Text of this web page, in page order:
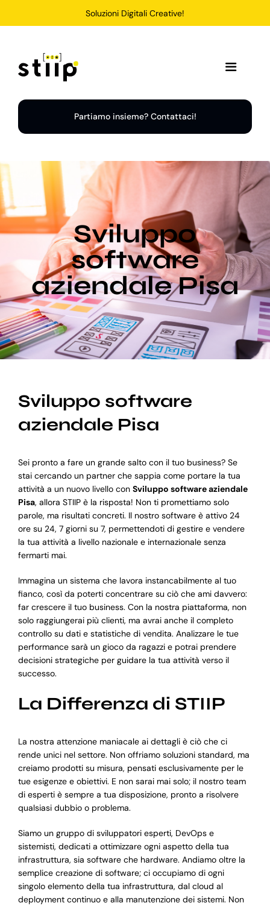
Soluzioni Digitali Creative!
Toggle
Home
Soluzioni
Chi Siamo
Portfolio
Blog
Supporto
Partiamo insieme? Contattaci!
Sviluppo
software
aziendale Pisa
Sviluppo software
aziendale Pisa
Sei pronto a fare un grande salto con il tuo business? Se
stai cercando un partner che sappia come portare la tua
attività a un nuovo livello con Sviluppo software aziendale
Pisa, allora STIIP è la risposta! Non ti promettiamo solo
parole, ma risultati concreti. Il nostro software è attivo 24
ore su 24, 7 giorni su 7, permettendoti di gestire e vendere
la tua attività a livello nazionale e internazionale senza
fermarti mai.
Immagina un sistema che lavora instancabilmente al tuo
fianco, così da poterti concentrare su ciò che ami davvero:
far crescere il tuo business. Con la nostra piattaforma, non
solo raggiungerai più clienti, ma avrai anche il completo
controllo su dati e statistiche di vendita. Analizzare le tue
performance sarà un gioco da ragazzi e potrai prendere
decisioni strategiche per guidare la tua attività verso il
successo.
La Differenza di STIIP
La nostra attenzione maniacale ai dettagli è ciò che ci
rende unici nel settore. Non offriamo soluzioni standard, ma
creiamo prodotti su misura, pensati esclusivamente per le
tue esigenze e obiettivi. E non sarai mai solo; il nostro team
di esperti è sempre a tua disposizione, pronto a risolvere
qualsiasi dubbio o problema.
Siamo un gruppo di sviluppatori esperti, DevOps e
sistemisti, dedicati a ottimizzare ogni aspetto della tua
infrastruttura, sia software che hardware. Andiamo oltre la
semplice creazione di software; ci occupiamo di ogni
singolo elemento della tua infrastruttura, dal cloud al
deployment continuo e alla manutenzione dei sistemi. Non